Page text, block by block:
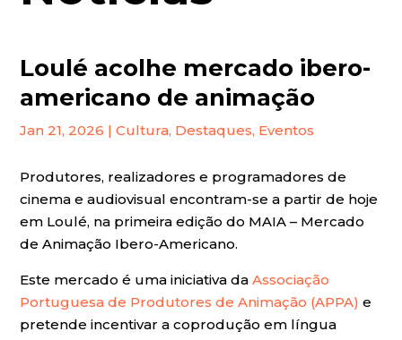
Loulé acolhe mercado ibero-
americano de animação
Jan 21, 2026 |Cultura, Destaques, Eventos
Produtores, realizadores e programadores de
cinema e audiovisual encontram-se a partir de hoje
em Loulé, na primeira edição do MAIA – Mercado
de Animação Ibero-Americano.
Este mercado é uma iniciativa daAssociação
Portuguesa de Produtores de Animação (APPA) e
pretende incentivar a coprodução em língua